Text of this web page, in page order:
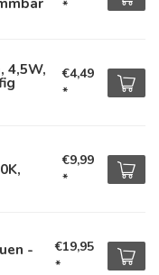
*
4,5W,
€4,49
*
€9,99
*
-
€19,95
*